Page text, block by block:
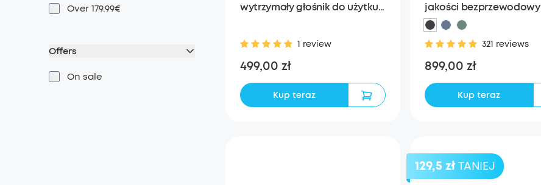
Over 179.99€
Offers
On sale
wytrzymały głośnik do użytku
1 review
499,00 zł
Kup teraz
jakości bezprzewodowy
głośnik
321 reviews
899,00 zł
Kup teraz
129,5 zł TANIEJ